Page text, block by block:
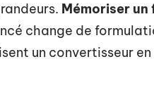
Mémoriser
change de
un convertisseur en